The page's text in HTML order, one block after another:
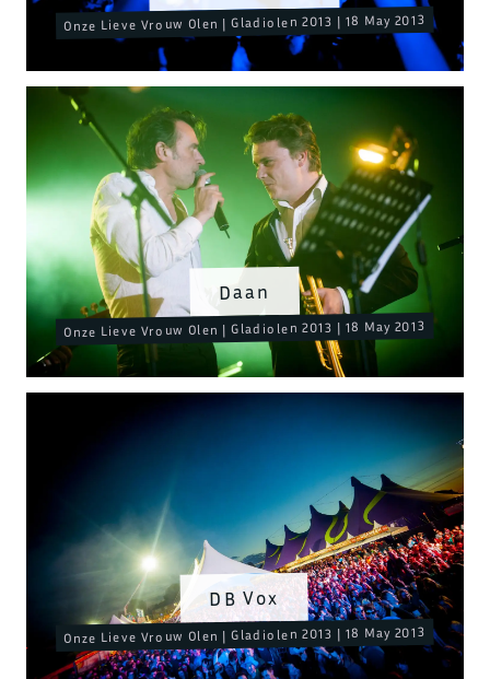
Onze Lieve Vrouw Olen | Gladiolen 2013 | 18 May 2013
DB Vox
Onze Lieve Vrouw Olen | Gladiolen 2013 | 18 May 2013
Daan
Onze Lieve Vrouw Olen | Gladiolen 2013 | 18 May 2013